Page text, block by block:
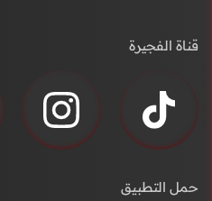
قناة الفجيرة
حمل التطبيق